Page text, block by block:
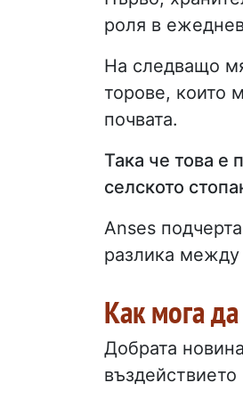
роля в
На следващо
торове, които
почвата.
Така че това е
селското
Anses
разлика между
Как мога
Добрата